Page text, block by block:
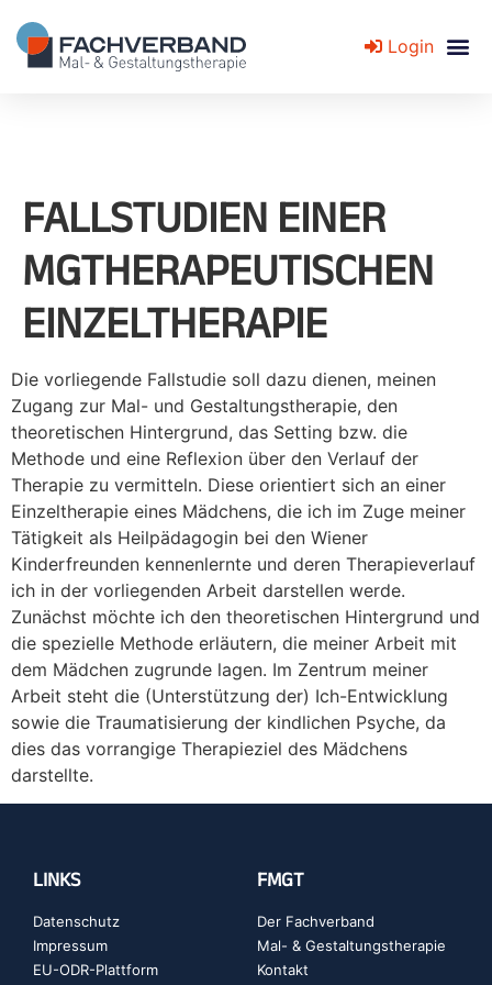
Login
FALLSTUDIEN EINER
MGTHERAPEUTISCHEN
EINZELTHERAPIE
Die vorliegende Fallstudie soll dazu dienen, meinen
Zugang zur Mal- und Gestaltungstherapie, den
theoretischen Hintergrund, das Setting bzw. die
Methode und eine Reflexion über den Verlauf der
Therapie zu vermitteln. Diese orientiert sich an einer
Einzeltherapie eines Mädchens, die ich im Zuge meiner
Tätigkeit als Heilpädagogin bei den Wiener
Kinderfreunden kennenlernte und deren Therapieverlauf
ich in der vorliegenden Arbeit darstellen werde.
Zunächst möchte ich den theoretischen Hintergrund und
die spezielle Methode erläutern, die meiner Arbeit mit
dem Mädchen zugrunde lagen. Im Zentrum meiner
Arbeit steht die (Unterstützung der) Ich-Entwicklung
sowie die Traumatisierung der kindlichen Psyche, da
dies das vorrangige Therapieziel des Mädchens
darstellte.
LINKS
Datenschutz
Impressum
EU-ODR-Plattform
FMGT
Der Fachverband
Mal- & Gestaltungstherapie
Kontakt